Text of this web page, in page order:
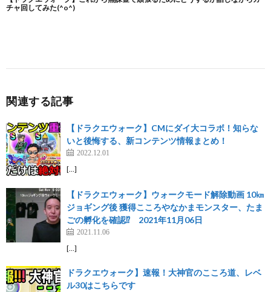
関連する記事
【ドラクエウォーク】CMにダイ大コラボ！知らな
いと後悔する、新コンテンツ情報まとめ！
2022.12.01
[…]
【ドラクエウォーク】ウォークモード解除動画 10㎞
ジョギング後 獲得こころやなかまモンスター、たま
ごの孵化を確認⁉ 2021年11月06日
2021.11.06
[…]
ドラクエウォーク】速報！大神官のこころ道、レベ
ル30はこちらです